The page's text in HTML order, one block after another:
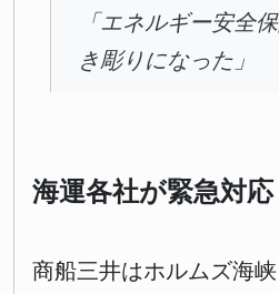
「エネルギー安全
き彫りになった」
海運各社が緊急対応
商船三井はホルムズ海